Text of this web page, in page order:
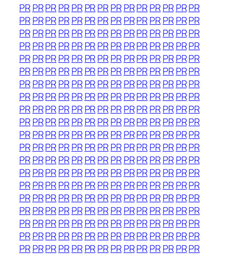
PRPRPRPRPR PRPRPRPRPRPRPR PRPR
PRPRPRPRPR PRPRPRPRPRPRPR PRPR
PRPRPRPRPR PRPRPRPRPRPRPR PRPR
PRPRPRPRPR PRPRPRPRPRPRPR PRPR
PRPRPRPRPR PRPRPRPRPRPRPR PRPR
PRPRPRPRPR PRPRPRPRPRPRPR PRPR
PRPRPRPRPR PRPRPRPRPRPRPR PRPR
PRPRPRPRPR PRPRPRPRPRPRPR PRPR
PRPRPRPRPR PRPRPRPRPRPRPR PRPR
PRPRPRPRPR PRPRPRPRPRPRPR PRPR
PRPRPRPRPR PRPRPRPRPRPRPR PRPR
PRPRPRPRPR PRPRPRPRPRPRPR PRPR
PRPRPRPRPR PRPRPRPRPRPRPR PRPR
PRPRPRPRPR PRPRPRPRPRPRPR PRPR
PRPRPRPRPR PRPRPRPRPRPRPR PRPR
PRPRPRPRPR PRPRPRPRPRPRPR PRPR
PRPRPRPRPR PRPRPRPRPRPRPR PRPR
PRPRPRPRPR PRPRPRPRPRPRPR PRPR
PRPRPRPRPR PRPRPRPRPRPRPR PRPR
PRPRPRPRPR PRPRPRPRPRPRPR PRPR